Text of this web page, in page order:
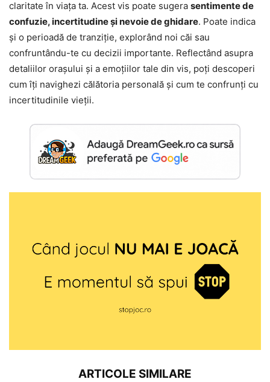
claritate în viața ta. Acest vis poate sugera sentimente de
confuzie, incertitudine și nevoie de ghidare. Poate indica
și o perioadă de tranziție, explorând noi căi sau
confruntându-te cu decizii importante. Reflectând asupra
detaliilor orașului și a emoțiilor tale din vis, poți descoperi
cum îți navighezi călătoria personală și cum te confrunți cu
incertitudinile vieții.
ARTICOLE SIMILARE